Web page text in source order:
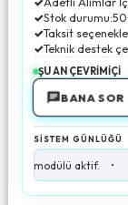
✓Stok
✓Taksit
✓Teknik destek
ŞU AN ÇEVRİMİÇİ
BANA SOR
SİSTEM GÜNLÜĞÜ
aktif. •